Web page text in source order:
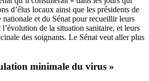
d’élus locaux ainsi que les présidents de
nationale et du Sénat pour recueillir leurs
de la situation sanitaire, et leurs
des soignants. Le Sénat veut aller plus
minimale du virus »